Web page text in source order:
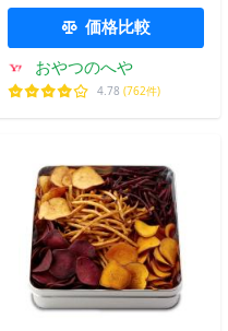
価格比較
おやつのへや
4.78 (762件)